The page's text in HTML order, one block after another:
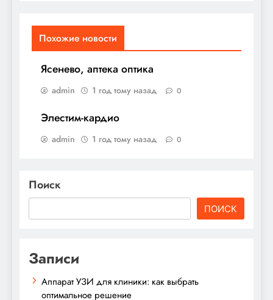
Похожие новости
Ясенево, аптека оптика
admin 1 год тому назад 0
Элестим-кардио
admin 1 год тому назад 0
Поиск
ПОИСК
Записи
Аппарат УЗИ для клиники: как выбрать
оптимальное решение